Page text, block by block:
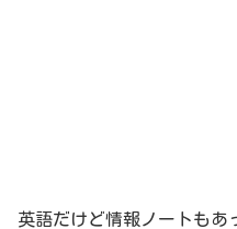
英語だけど情報ノートもあ